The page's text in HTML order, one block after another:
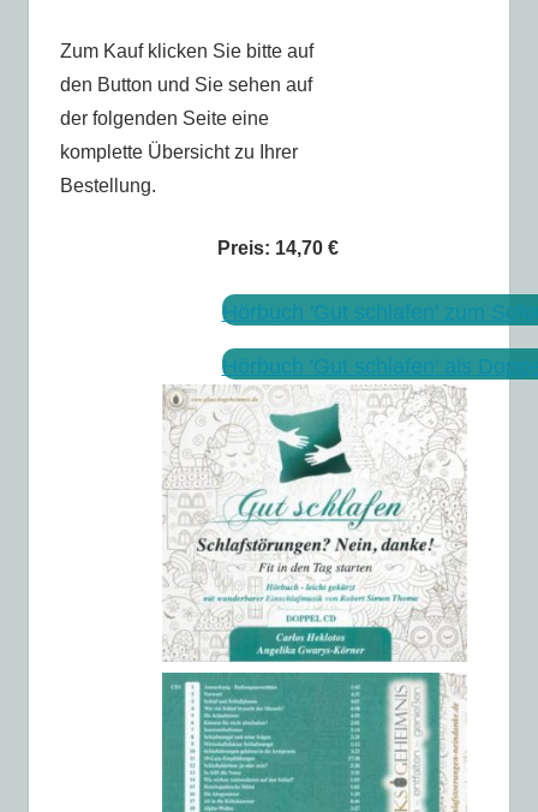
Zum Kauf klicken Sie bitte auf
den Button und Sie sehen auf
der folgenden Seite eine
komplette Übersicht zu Ihrer
Bestellung.
Preis: 14,70 €
Hörbuch 'Gut schlafen' zum
Hörbuch 'Gut schlafen' als